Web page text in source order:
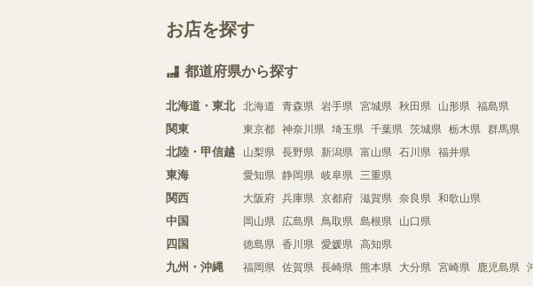
お店を探す
都道府県から探す
北海道・東北 北海道 青森県 岩手県 宮城県 秋田県 山形県 福島県
関東 東京都 神奈川県 埼玉県 千葉県 茨城県 栃木県 群馬県
北陸・甲信越 山梨県 長野県 新潟県 富山県 石川県 福井県
東海 愛知県 静岡県 岐阜県 三重県
関西 大阪府 兵庫県 京都府 滋賀県 奈良県 和歌山県
中国 岡山県 広島県 鳥取県 島根県 山口県
四国 徳島県 香川県 愛媛県 高知県
九州・沖縄 福岡県 佐賀県 長崎県 熊本県 大分県 宮崎県 鹿児島県